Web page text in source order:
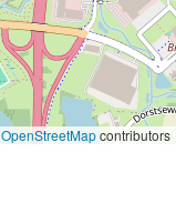
OpenStreetMapcontributors